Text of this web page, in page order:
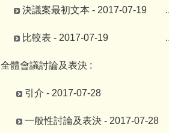
決議案最初文本 - 2017-07-19
比較表 - 2017-07-19
全體會議討論及表決 :
引介 - 2017-07-28
一般性討論及表決 - 2017-07-28